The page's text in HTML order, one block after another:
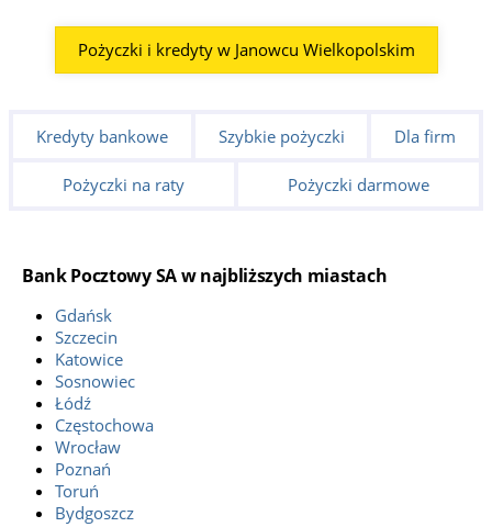
Pożyczki i kredyty w Janowcu Wielkopolskim
Kredyty bankowe Szybkie pożyczki Dla firm
Pożyczki na raty Pożyczki darmowe
Bank Pocztowy SA w najbliższych miastach
Gdańsk
Szczecin
Katowice
Sosnowiec
Łódź
Częstochowa
Wrocław
Poznań
Toruń
Bydgoszcz